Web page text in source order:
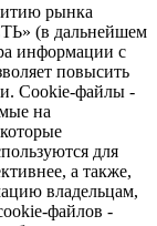
рынка
(в дальнейшем
информации с
повысить
Сookie-файлы -
на
для
а также,
владельцам,
файлов -